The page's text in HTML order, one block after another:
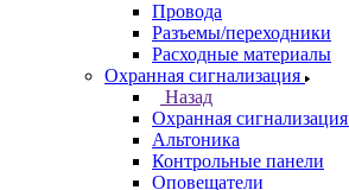
Провода
Разъемы/переходники
Расходные материалы
Охранная сигнализация
Назад
Охранная сигнализация
Альтоника
Контрольные панели
Оповещатели